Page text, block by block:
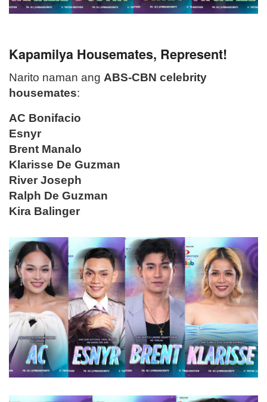
Kapamilya Housemates, Represent!
Narito naman ang ABS-CBN celebrity
housemates:
AC Bonifacio
Esnyr
Brent Manalo
Klarisse De Guzman
River Joseph
Ralph De Guzman
Kira Balinger